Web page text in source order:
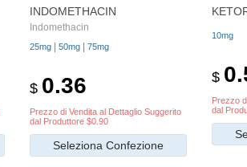
INDOMETHACIN
Indomethacin
25mg | 50mg | 75mg
$ 0.36
Prezzo di Vendita al Dettaglio Suggerito
dal Produttore $0.90
Seleziona Confezione
10mg
$
Prezzo
dal